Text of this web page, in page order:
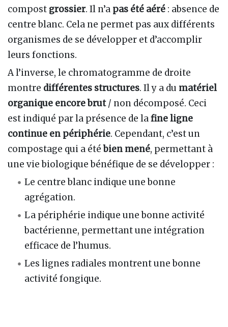
compost grossier. Il n’a pas été aéré : absence de
centre blanc. Cela ne permet pas aux différents
organismes de se développer et d’accomplir
leurs fonctions.
A l’inverse, le chromatogramme de droite
montre différentes structures. Il y a du matériel
organique encore brut/ non décomposé. Ceci
est indiqué par la présence de lafine ligne
continue en périphérie. Cependant, c’est un
compostage qui a étébien mené, permettant à
une vie biologique bénéfique de se développer :
Le centre blanc indique une bonne
agrégation.
La périphérie indique une bonne activité
bactérienne, permettant une intégration
efficace de l’humus.
Les lignes radiales montrent une bonne
activité fongique.